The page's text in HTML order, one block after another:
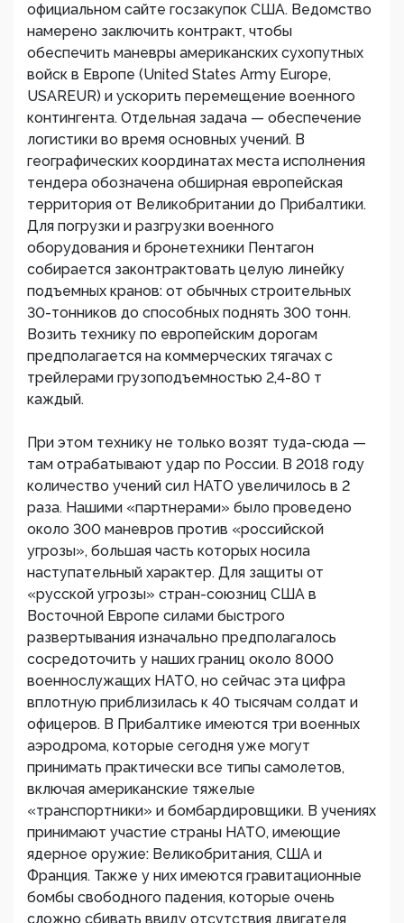
официальном сайте госзакупок США. Ведомство
намерено заключить контракт, чтобы
обеспечить маневры американских сухопутных
войск в Европе (United States Army Europe,
USAREUR) и ускорить перемещение военного
контингента. Отдельная задача — обеспечение
логистики во время основных учений. В
географических координатах места исполнения
тендера обозначена обширная европейская
территория от Великобритании до Прибалтики.
Для погрузки и разгрузки военного
оборудования и бронетехники Пентагон
собирается законтрактовать целую линейку
подъемных кранов: от обычных строительных
30-тонников до способных поднять 300 тонн.
Возить технику по европейским дорогам
предполагается на коммерческих тягачах с
трейлерами грузоподъемностью 2,4-80 т
каждый.
При этом технику не только возят туда-сюда —
там отрабатывают удар по России. В 2018 году
количество учений сил НАТО увеличилось в 2
раза. Нашими «партнерами» было проведено
около 300 маневров против «российской
угрозы», большая часть которых носила
наступательный характер. Для защиты от
«русской угрозы» стран-союзниц США в
Восточной Европе силами быстрого
развертывания изначально предполагалось
сосредоточить у наших границ около 8000
военнослужащих НАТО, но сейчас эта цифра
вплотную приблизилась к 40 тысячам солдат и
офицеров. В Прибалтике имеются три военных
аэродрома, которые сегодня уже могут
принимать практически все типы самолетов,
включая американские тяжелые
«транспортники» и бомбардировщики. В учениях
принимают участие страны НАТО, имеющие
ядерное оружие: Великобритания, США и
Франция. Также у них имеются гравитационные
бомбы свободного падения, которые очень
сложно сбивать ввиду отсутствия двигателя